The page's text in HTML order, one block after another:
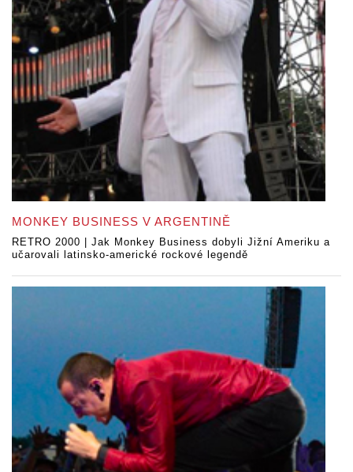
MONKEY BUSINESS V ARGENTINĚ
RETRO 2000 | Jak Monkey Business dobyli Jižní Ameriku a
učarovali latinsko-americké rockové legendě